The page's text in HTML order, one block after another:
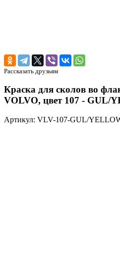
Рассказать друзьям
Краска для сколов во
VOLVO, цвет 107 - GUL/
Артикул: VLV-107-GUL/